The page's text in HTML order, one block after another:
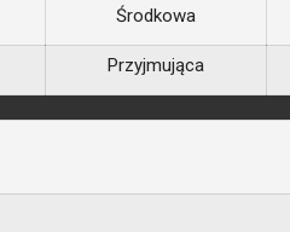
Środkowa
Przyjmująca